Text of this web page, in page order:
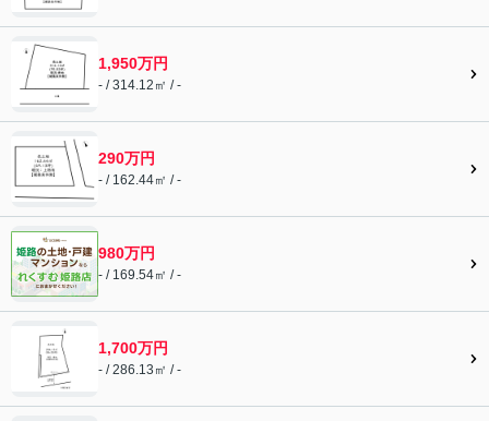
1,950万円
- / 314.12㎡ / -
290万円
- / 162.44㎡ / -
980万円
- / 169.54㎡ / -
1,700万円
- / 286.13㎡ / -